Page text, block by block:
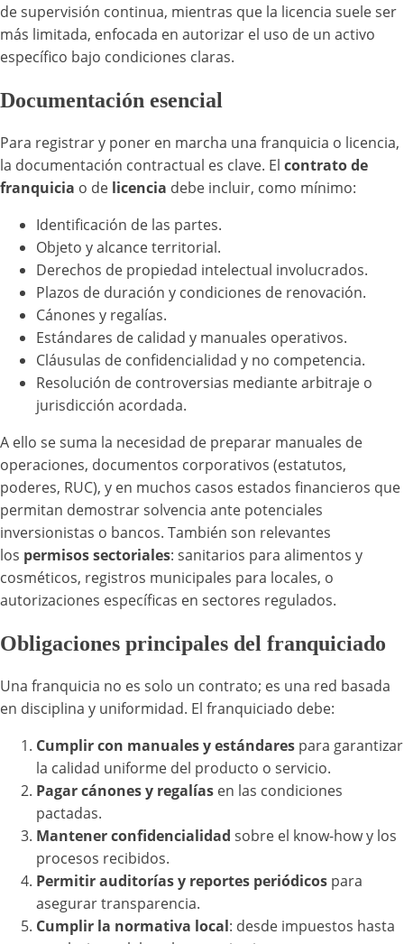
de supervisión continua, mientras que la licencia suele ser
más limitada, enfocada en autorizar el uso de un activo
específico bajo condiciones claras.
Documentación esencial
Para registrar y poner en marcha una franquicia o licencia,
la documentación contractual es clave. El contrato de
franquicia o de licencia debe incluir, como mínimo:
Identificación de las partes.
Objeto y alcance territorial.
Derechos de propiedad intelectual involucrados.
Plazos de duración y condiciones de renovación.
Cánones y regalías.
Estándares de calidad y manuales operativos.
Cláusulas de confidencialidad y no competencia.
Resolución de controversias mediante arbitraje o
jurisdicción acordada.
A ello se suma la necesidad de preparar manuales de
operaciones, documentos corporativos (estatutos,
poderes, RUC), y en muchos casos estados financieros que
permitan demostrar solvencia ante potenciales
inversionistas o bancos. También son relevantes
los permisos sectoriales: sanitarios para alimentos y
cosméticos, registros municipales para locales, o
autorizaciones específicas en sectores regulados.
Obligaciones principales del franquiciado
Una franquicia no es solo un contrato; es una red basada
en disciplina y uniformidad. El franquiciado debe:
Cumplir con manuales y estándares para garantizar
la calidad uniforme del producto o servicio.
Pagar cánones y regalías en las condiciones
pactadas.
Mantener confidencialidad sobre el know-how y los
procesos recibidos.
Permitir auditorías y reportes periódicos para
asegurar transparencia.
Cumplir la normativa local: desde impuestos hasta